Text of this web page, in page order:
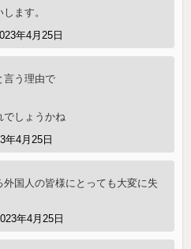
ます。
年4月25日
言う理由で
でしょうかね
年4月25日
国人の皆様にとっても大変に失
年4月25日